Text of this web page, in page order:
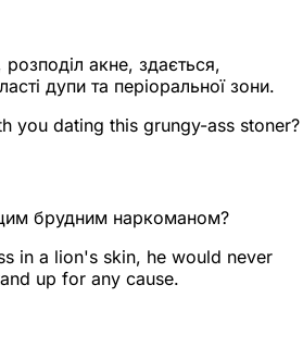
акне, здається,
дупи та періоральної зони.
you dating this grungy-ass stoner?
брудним наркоманом?
in a lion's skin, he would never
up for any cause.